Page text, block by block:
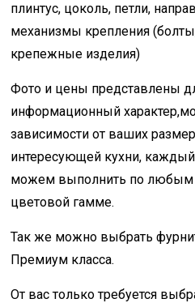
плинтус, цоколь, петли,
механизмы крепления
крепежные изделия)
Фото и цены представлены
информационный
зависимости от ваших
интересующей кухни,
можем выполнить по любым
цветовой гамме.
Так же можно выбрать
Премиум класса.
От вас только требуется